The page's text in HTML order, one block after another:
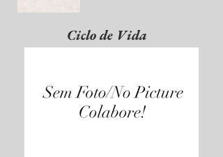
Ciclo de Vida